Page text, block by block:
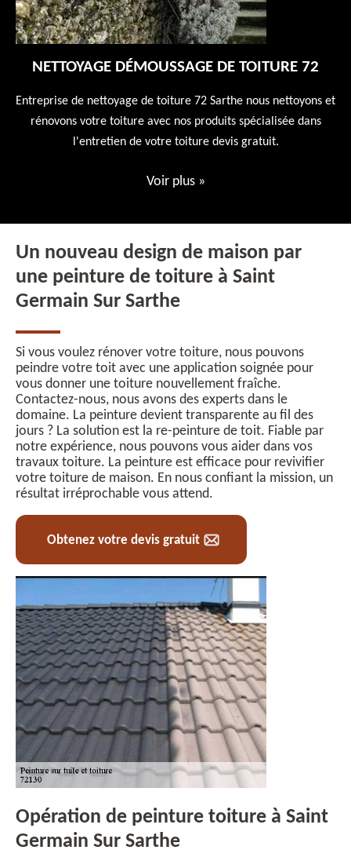
NETTOYAGE DÉMOUSSAGE DE TOITURE 72
Entreprise de nettoyage de toiture 72 Sarthe nous nettoyons et
rénovons votre toiture avec nos produits spécialisée dans
l'entretien de votre toiture devis gratuit.
Voir plus »
Un nouveau design de maison par
une peinture de toiture à Saint
Germain Sur Sarthe
Si vous voulez rénover votre toiture, nous pouvons
peindre votre toit avec une application soignée pour
vous donner une toiture nouvellement fraîche.
Contactez-nous, nous avons des experts dans le
domaine. La peinture devient transparente au fil des
jours ? La solution est la re-peinture de toit. Fiable par
notre expérience, nous pouvons vous aider dans vos
travaux toiture. La peinture est efficace pour revivifier
votre toiture de maison. En nous confiant la mission, un
résultat irréprochable vous attend.
Obtenez votre devis gratuit
Opération de peinture toiture à Saint
Germain Sur Sarthe